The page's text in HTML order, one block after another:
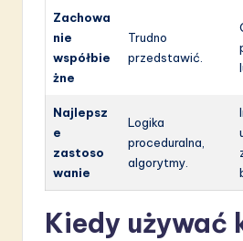
Zachowa
nie
współbie
żne
Trudno
przedstawić.
Najlepsz
e
zastoso
wanie
Logika
proceduralna,
algorytmy.
Kiedy używać